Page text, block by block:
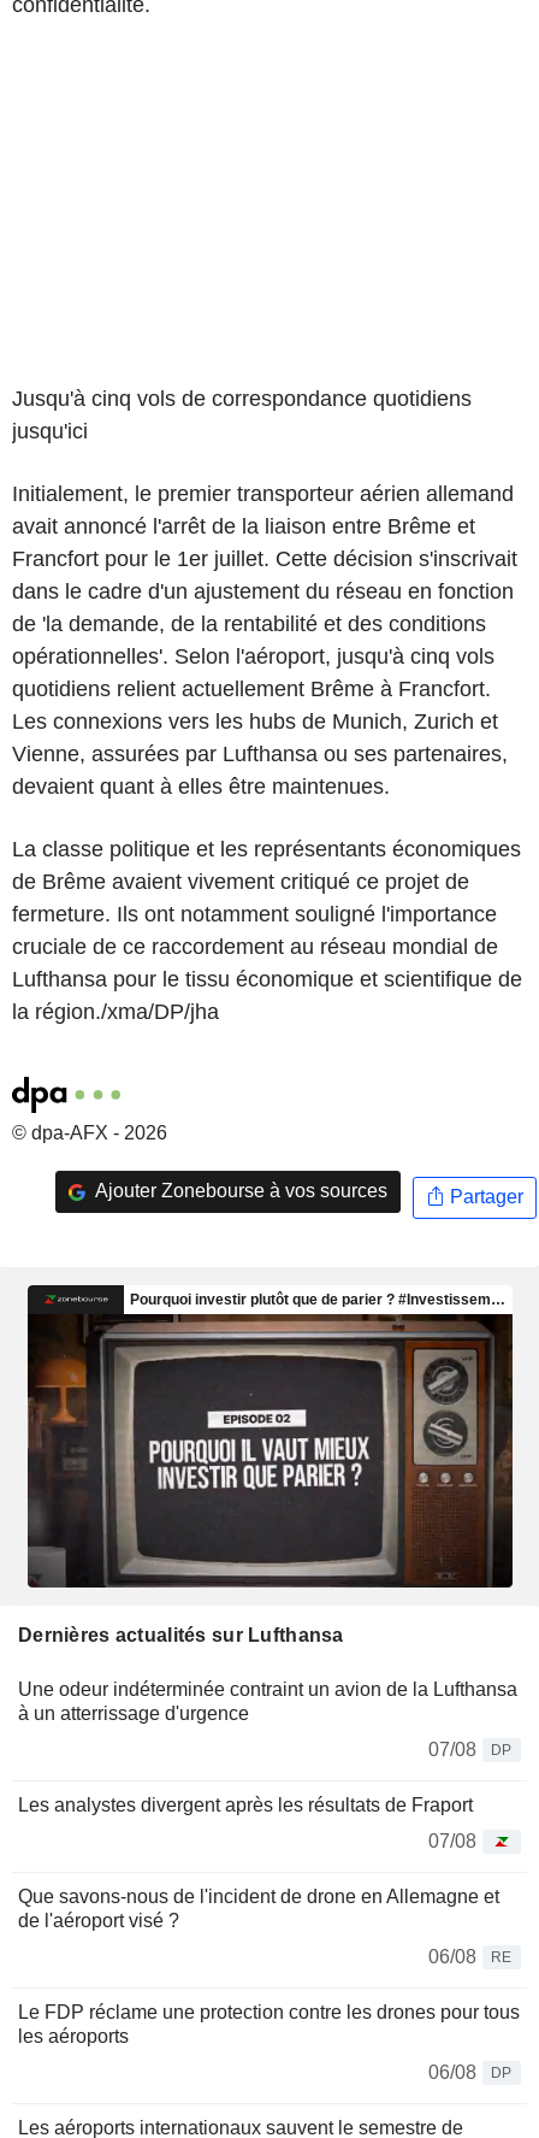
confidentialité.
Jusqu'à cinq vols de correspondance quotidiens
jusqu'ici
Initialement, le premier transporteur aérien allemand
avait annoncé l'arrêt de la liaison entre Brême et
Francfort pour le 1er juillet. Cette décision s'inscrivait
dans le cadre d'un ajustement du réseau en fonction
de 'la demande, de la rentabilité et des conditions
opérationnelles'. Selon l'aéroport, jusqu'à cinq vols
quotidiens relient actuellement Brême à Francfort.
Les connexions vers les hubs de Munich, Zurich et
Vienne, assurées par Lufthansa ou ses partenaires,
devaient quant à elles être maintenues.
La classe politique et les représentants économiques
de Brême avaient vivement critiqué ce projet de
fermeture. Ils ont notamment souligné l'importance
cruciale de ce raccordement au réseau mondial de
Lufthansa pour le tissu économique et scientifique de
la région./xma/DP/jha
© dpa-AFX - 2026
Ajouter Zonebourse à vos sources Partager
Dernières actualités sur Lufthansa
Une odeur indéterminée contraint un avion de la Lufthansa
à un atterrissage d'urgence
07/08
DP
Les analystes divergent après les résultats de Fraport
07/08
Que savons-nous de l'incident de drone en Allemagne et
de l'aéroport visé ?
06/08
RE
Le FDP réclame une protection contre les drones pour tous
les aéroports
06/08
DP
Les aéroports internationaux sauvent le semestre de